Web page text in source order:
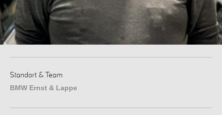
Standort & Team
BMW Ernst & Lappe